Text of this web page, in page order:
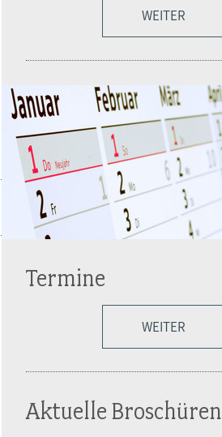
WEITER
Termine
WEITER
Aktuelle Broschüren